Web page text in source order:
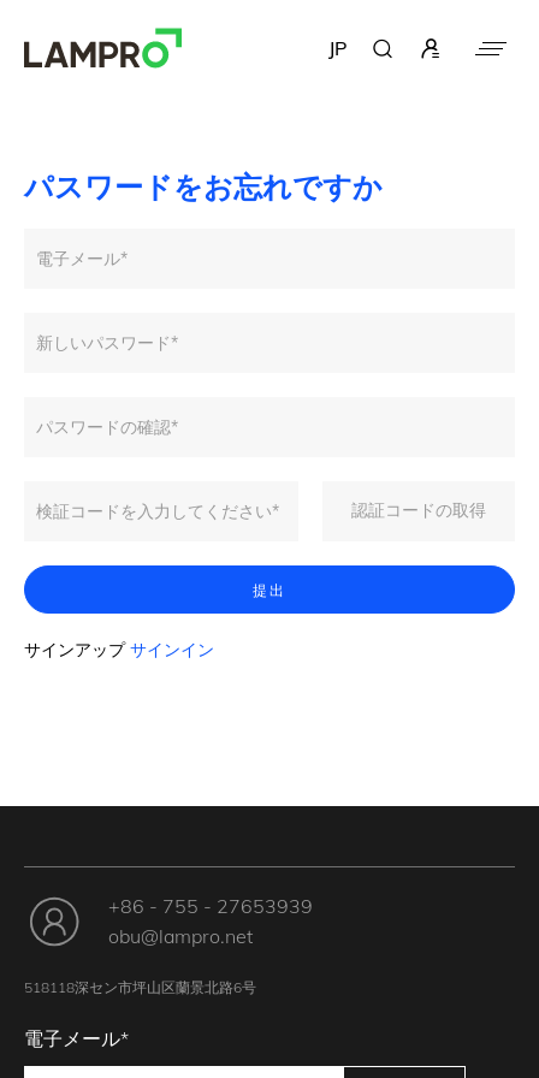
JP
パスワードをお忘れですか
認証コードの取得
提出
サインアップ サインイン
+86 - 755 - 27653939
obu@lampro.net
518118深セン市坪山区蘭景北路6号
電子メール*